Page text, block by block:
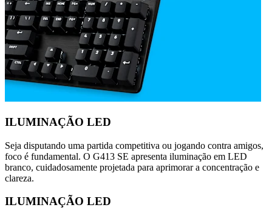
ILUMINAÇÃO LED
Seja disputando uma partida competitiva ou jogando contra amigos,
foco é fundamental. O G413 SE apresenta iluminação em LED
branco, cuidadosamente projetada para aprimorar a concentração e
clareza.
ILUMINAÇÃO LED